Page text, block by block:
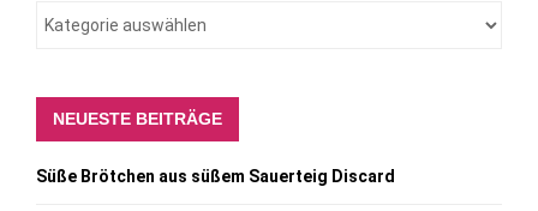
NEUESTE BEITRÄGE
Süße Brötchen aus süßem Sauerteig Discard